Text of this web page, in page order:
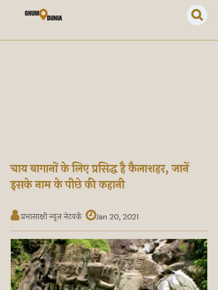
चाय बागानों के लिए प्रसिद्ध है कैलाशहर, जानें
इसके नाम के पीछे की कहानी
प्रभासाक्षी न्यूज नेटवर्क Jan 20, 2021